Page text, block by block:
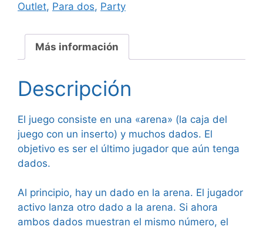
cantidad
Outlet, Para dos, Party
Más información
Descripción
El juego consiste en una «arena» (la caja del
juego con un inserto) y muchos dados. El
objetivo es ser el último jugador que aún tenga
dados.
Al principio, hay un dado en la arena. El jugador
activo lanza otro dado a la arena. Si ahora
ambos dados muestran el mismo número, el